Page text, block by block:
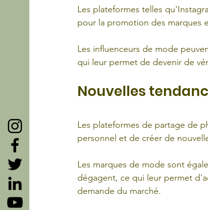
Les plateformes telles
pour la promotion des marques
Les influenceurs de mode
qui leur permet de devenir de
Nouvelles
Les plateformes de partage de
personnel et de créer de
Les marques de mode sont
dégagent, ce qui leur permet
demande du marché.